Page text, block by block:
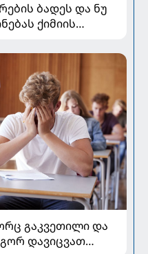
ბადეს და ნუ
ქიმიის
გაკვეთილი და
დავიცვათ